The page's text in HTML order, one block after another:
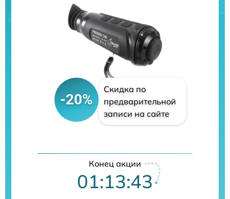
-20%
Скидка по
предварительной
записи на сайте
Конец акции
01:13:42